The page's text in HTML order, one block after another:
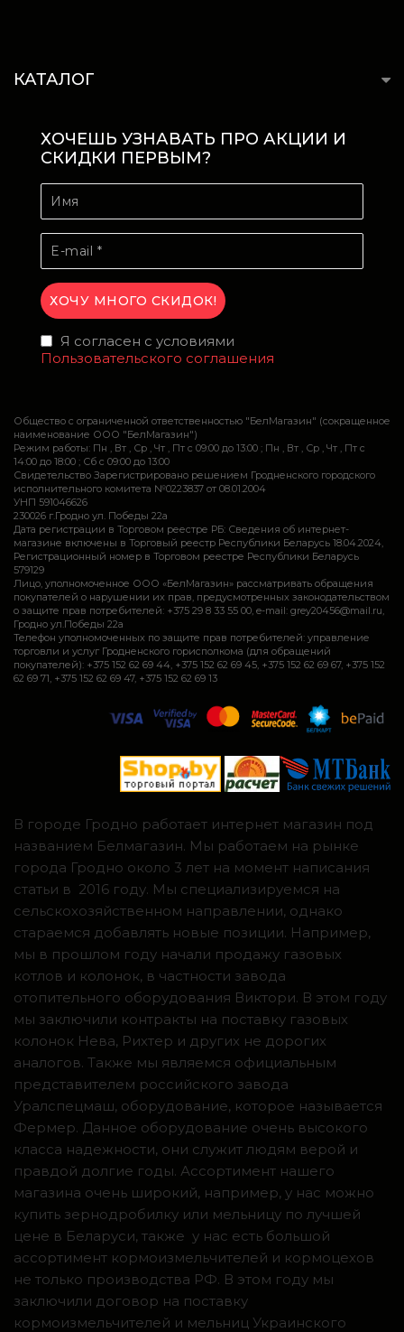
КАТАЛОГ
ХОЧЕШЬ УЗНАВАТЬ ПРО АКЦИИ И
СКИДКИ ПЕРВЫМ?
Я согласен с условиями
Пользовательского соглашения
Общество с ограниченной ответственностью "БелМагазин" (сокращенное
наименование ООО "БелМагазин")
Режим работы: Пн , Вт , Ср , Чт , Пт c 09:00 до 13:00 ; Пн , Вт , Ср , Чт , Пт c
14:00 до 18:00 ; Сб c 09:00 до 13:00
Свидетельство Зарегистрировано решением Гродненского городского
исполнительного комитета №0223837 от 08.01.2004
УНП 591046626
230026 г.Гродно ул. Победы 22а
Дата регистрации в Торговом реестре РБ: Сведения об интернет-
магазине включены в Торговый реестр Республики Беларусь 18.04.2024,
Регистрационный номер в Торговом реестре Республики Беларусь
579129
Лицо, уполномоченное ООО «БелМагазин» рассматривать обращения
покупателей о нарушении их прав, предусмотренных законодательством
о защите прав потребителей: +375 29 8 33 55 00, e-mail: grey20456@mail.ru,
Гродно ул.Победы 22а
Телефон уполномоченных по защите прав потребителей: управление
торговли и услуг Гродненского горисполкома (для обращений
покупателей): +375 152 62 69 44, +375 152 62 69 45, +375 152 62 69 67, +375 152
62 69 71, +375 152 62 69 47, +375 152 62 69 13
В городе Гродно работает интернет магазин под
названием Белмагазин. Мы работаем на рынке
города Гродно около 3 лет на момент написания
статьи в 2016 году. Мы специализируемся на
сельскохозяйственном направлении, однако
стараемся добавлять новые позиции. Например,
мы в прошлом году начали продажу газовых
котлов и колонок, в частности завода
отопительного оборудования Виктори. В этом году
мы заключили контракты на поставку газовых
колонок Нева, Рихтер и других не дорогих
аналогов. Также мы являемся официальным
представителем российского завода
Уралспецмаш, оборудование, которое называется
Фермер. Данное оборудование очень высокого
класса надежности, они служит людям верой и
правдой долгие годы. Ассортимент нашего
магазина очень широкий, например, у нас можно
купить зернодробилку или мельницу по лучшей
цене в Беларуси, также у нас есть большой
ассортимент кормоизмельчителей и кормоцехов
не только производства РФ. В этом году мы
заключили договор на поставку
кормоизмельчителей и мельниц Украинского